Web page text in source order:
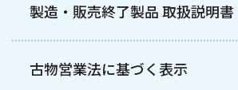
製造・販売終了製品 取扱説明書
古物営業法に基づく表示